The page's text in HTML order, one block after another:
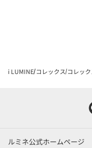
i LUMINE コレックス コレッ
ルミネ公式ホームページ